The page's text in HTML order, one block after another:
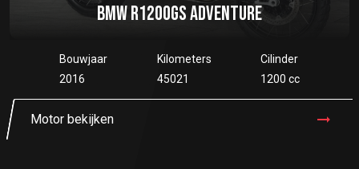
BMW R1200GS ADVENTURE
Bouwjaar
2016
Kilometers
45021
Cilinder
1200 cc
Motor bekijken